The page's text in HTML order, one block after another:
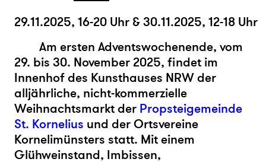
29.11.2025, 16-20 Uhr & 30.11.2025, 12-18 Uhr
Am ersten Adventswochenende, vom
29. bis 30. November 2025, findet im
Innenhof des Kunsthauses NRW der
alljährliche, nicht-kommerzielle
Weihnachtsmarkt der Propsteigemeinde
St. Kornelius und der Ortsvereine
Kornelimünsters statt. Mit einem
Glühweinstand, Imbissen,